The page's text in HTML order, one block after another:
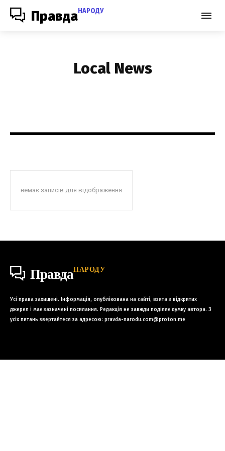
ПравдаНАРОДУ
Local News
немає записів для відображення
ПравдаНАРОДУ
Усі права захищені. Інформація, опублікована на сайті, взята з відкритих
джерел і має зазначені посилання. Редакція не завжди поділяє думку автора. З
усіх питань звертайтеся за адресою: pravda-narodu.com@proton.me